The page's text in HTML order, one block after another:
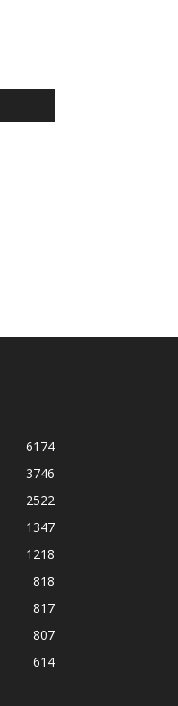
6174
3746
2522
1347
1218
818
817
807
614